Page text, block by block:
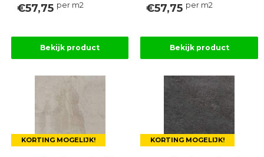
€57,75 per m2
Bekijk product
€57,75 per m2
Bekijk product
KORTING MOGELIJK! KORTING MOGELIJK!